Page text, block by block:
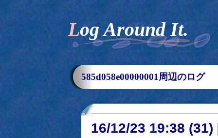
Log Around It.
585d058e00000001周辺のログ
16/12/23 19:38 (31)